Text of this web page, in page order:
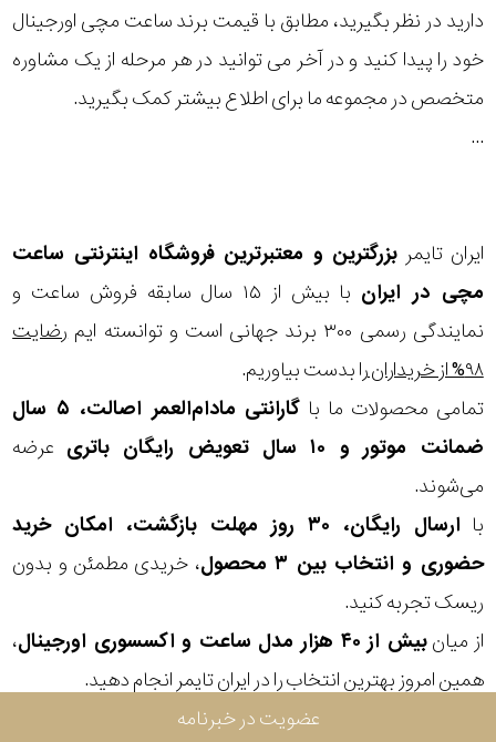
دارید در نظر بگیرید، مطابق با قیمت برند ساعت مچی اورجینال
خود را پیدا کنید و در آخر می توانید در هر مرحله از یک مشاوره
متخصص در مجموعه ما برای اطلاع بیشتر کمک بگیرید.
...
ایران تایمر بزرگترین و معتبرترین فروشگاه اینترنتی ساعت
مچی در ایران
با بیش از ۱۵ سال سابقه فروش ساعت و
نمایندگی رسمی ۳۰۰ برند جهانی است و توانسته ایم
رضایت
۹۸% از خریداران
را بدست بیاوریم.
تمامی محصولات ما با
گارانتی مادام‌العمر اصالت، ۵ سال
ضمانت موتور و ۱۰ سال تعویض رایگان باتری
عرضه
می‌شوند.
با
ارسال رایگان، ۳۰ روز مهلت بازگشت، امکان خرید
حضوری و انتخاب بین ۳ محصول
، خریدی مطمئن و بدون
ریسک تجربه کنید.
از میانبیش از ۴۰ هزار مدل ساعت و اکسسوری اورجینال
،
همین امروز بهترین انتخاب را در ایران تایمر انجام دهید.
نمایش
طرح
بند
در
برابر
آب
شکل
قاب
ویژگی
نوع
موتور
عضویت در خبرنامه